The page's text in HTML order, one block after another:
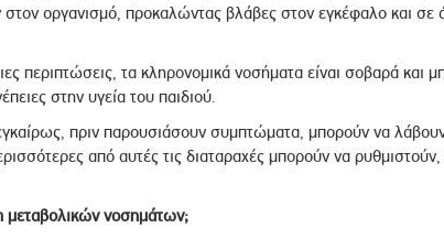
στον οργανισμό, προκαλώντας βλάβες στον εγκέφαλο και σε
περιπτώσεις, τα κληρονομικά νοσήματα είναι σοβαρά και
στην υγεία του παιδιού.
πριν παρουσιάσουν συμπτώματα, μπορούν να
από αυτές τις διαταραχές μπορούν να
μεταβολικών νοσημάτων;